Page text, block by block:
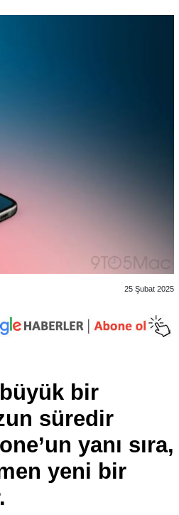
25 Şubat 2025
bir
süredir
yanı sıra,
yeni bir